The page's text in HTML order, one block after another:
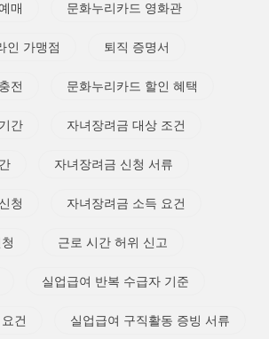
매 문화누리카드 영화관
인 가맹점 퇴직 증명서
전 문화누리카드 할인 혜택
간 자녀장려금 대상 조건
자녀장려금 신청 서류
청 자녀장려금 소득 요건
근로 시간 허위 신고
실업급여 반복 수급자 기준
건 실업급여 구직활동 증빙 서류